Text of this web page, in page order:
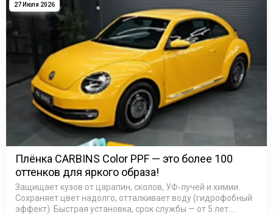
27 Июля 2026
Плёнка CARBINS Color PPF — это более 100
оттенков для яркого образа!
Защищает кузов от царапин, сколов, УФ‑лучей и химии.
Сохраняет цвет надолго, отталкивает воду (гидрофобный
эффект). Быстрая установка, срок службы — от 5 лет.